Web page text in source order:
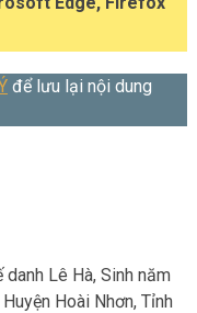
để lưu lại nội dung
danh Lê Hà, Sinh năm
Hoài Nhơn, Tỉnh